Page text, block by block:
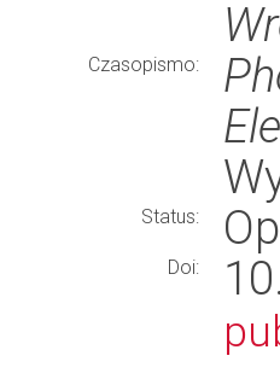
Czasopismo:
Status:
Doi: